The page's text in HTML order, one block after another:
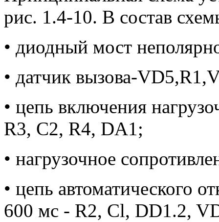
рис. 1.4-10. В состав
• диодный мост
• датчик вызова-
• цепь включения
R3, С2, R4, DA1;
• нагрузочное
• цепь автоматического
600 мс - R2, Cl, DD1.2,